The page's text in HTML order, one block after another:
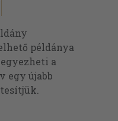
példánya
a
egy újabb